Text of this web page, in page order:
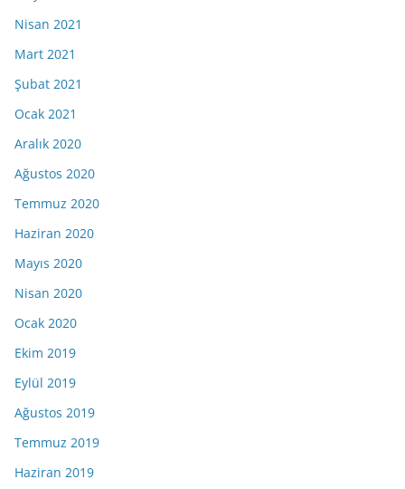
Nisan 2021
Mart 2021
Şubat 2021
Ocak 2021
Aralık 2020
Ağustos 2020
Temmuz 2020
Haziran 2020
Mayıs 2020
Nisan 2020
Ocak 2020
Ekim 2019
Eylül 2019
Ağustos 2019
Temmuz 2019
Haziran 2019